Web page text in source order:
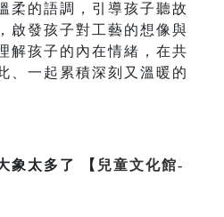
柔的語調，引導孩子聽故
啟發孩子對工藝的想像與
解孩子的內在情緒，在共
、一起累積深刻又溫暖的
象太多了 【 兒童文化館-